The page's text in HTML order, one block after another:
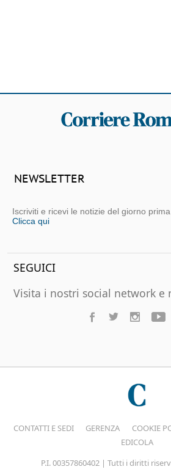
NEWSLETTER
Iscriviti e ricevi le notizie del giorno
Clicca qui
SEGUICI
Visita i nostri social network
CONTATTI E SEDI GERENZA COOKIE
EDICOLA
P.I. 00357860402 | Tutti i diritti